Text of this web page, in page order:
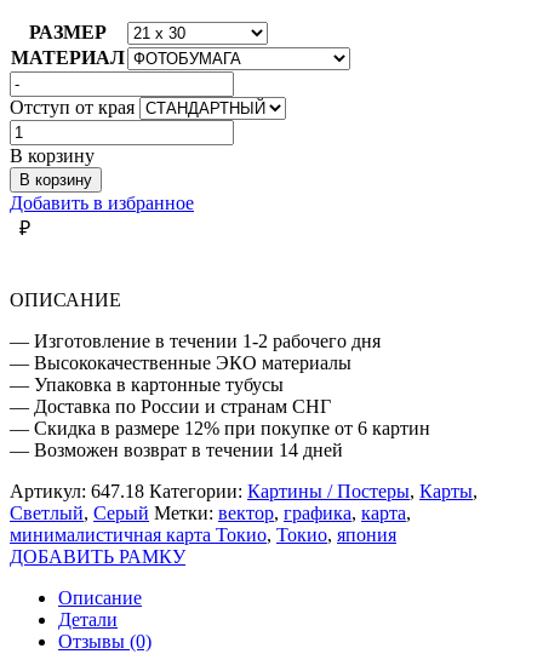
РАЗМЕР
МАТЕРИАЛ
Отступ от края
Количество
товара
КАРТА
ТОКИО
В корзину
В корзину
Добавить в избранное
₽
ОПИСАНИЕ
— Изготовление в течении 1-2 рабочего дня
— Высококачественные ЭКО материалы
— Упаковка в картонные тубусы
— Доставка по России и странам СНГ
— Скидка в размере 12% при покупке от 6 картин
— Возможен возврат в течении 14 дней
Артикул: 647.18 Категории: Картины / Постеры, Карты,
Светлый, Серый Метки: вектор, графика, карта,
минималистичная карта Токио, Токио, япония
ДОБАВИТЬ РАМКУ
Описание
Детали
Отзывы (0)